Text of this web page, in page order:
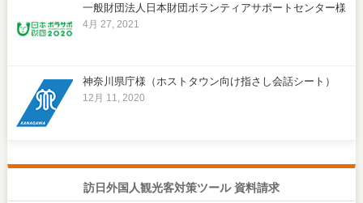
一般財団法人日本財団ボランティアサポートセンター様
4月 27, 2021
神奈川県庁様（ホストタウン向け指さし会話シート）
12月 11, 2020
訪日外国人観光客対策ツール 資料請求